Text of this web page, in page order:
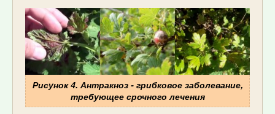
Рисунок 4. Антракноз - грибковое заболевание,
требующее срочного лечения